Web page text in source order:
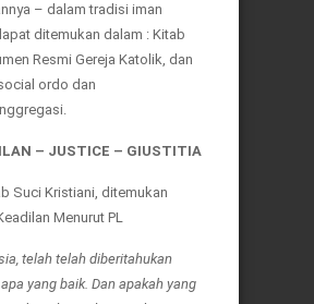
– dalam tradisi iman
ditemukan dalam : Kitab
Resmi Gereja Katolik, dan
ordo dan
– JUSTICE – GIUSTITIA
Suci Kristiani, ditemukan
Menurut PL
telah telah diberitahukan
yang baik. Dan apakah yang